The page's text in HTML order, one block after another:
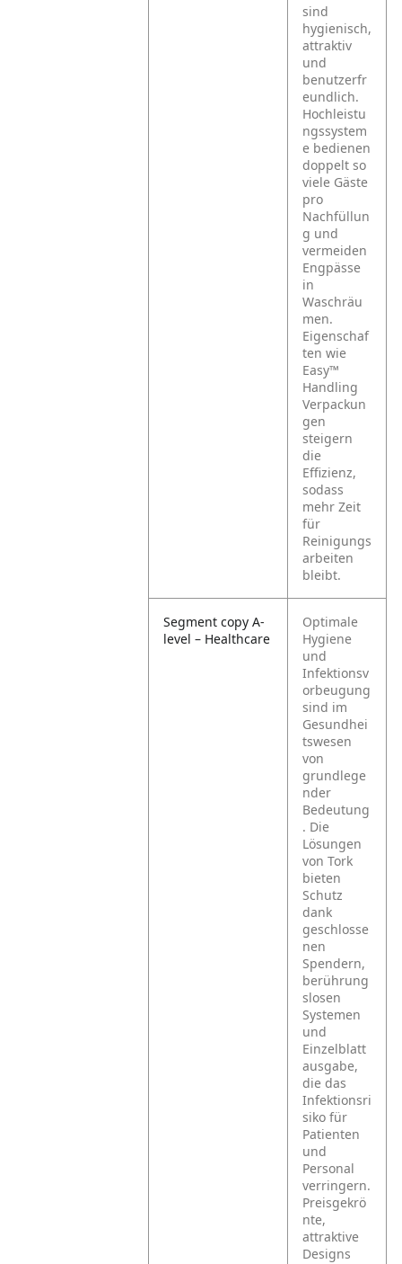
sind
hygienisch,
attraktiv
und
benutzerfr
eundlich.
Hochleistu
ngssystem
e bedienen
doppelt so
viele Gäste
pro
Nachfüllun
g und
vermeiden
Engpässe
in
Waschräu
men.
Eigenschaf
ten wie
Easy™
Handling
Verpackun
gen
steigern
die
Effizienz,
sodass
mehr Zeit
für
Reinigungs
arbeiten
bleibt.
Segment copy A-
level – Healthcare
Optimale
Hygiene
und
Infektionsv
orbeugung
sind im
Gesundhei
tswesen
von
grundlege
nder
Bedeutung
. Die
Lösungen
von Tork
bieten
Schutz
dank
geschlosse
nen
Spendern,
berührung
slosen
Systemen
und
Einzelblatt
ausgabe,
die das
Infektionsri
siko für
Patienten
und
Personal
verringern.
Preisgekrö
nte,
attraktive
Designs